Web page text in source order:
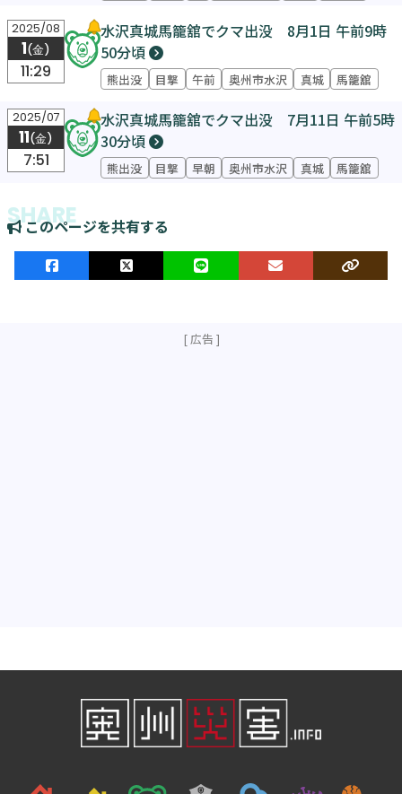
2025/08
1(金)
11:29
水沢真城馬籠舘でクマ出没 8月1日 午前9時
50分頃
熊出没 目撃 午前 奥州市水沢 真城 馬籠舘
2025/07
11(金)
7:51
水沢真城馬籠舘でクマ出没 7月11日 午前5時
30分頃
熊出没 目撃 早朝 奥州市水沢 真城 馬籠舘
このページを共有する